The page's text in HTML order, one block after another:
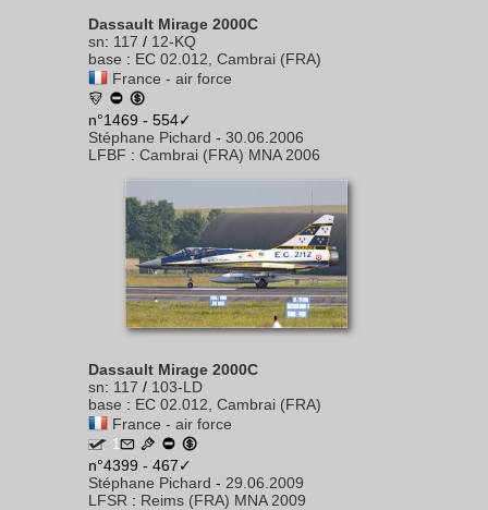
Dassault Mirage 2000C
sn: 117 / 12-KQ
base : EC 02.012, Cambrai (FRA)
France - air force
n°1469 - 554✓
Stéphane Pichard - 30.06.2006
LFBF : Cambrai (FRA) MNA 2006
Dassault Mirage 2000C
sn: 117 / 103-LD
base : EC 02.012, Cambrai (FRA)
France - air force
1
n°4399 - 467✓
Stéphane Pichard - 29.06.2009
LFSR : Reims (FRA) MNA 2009